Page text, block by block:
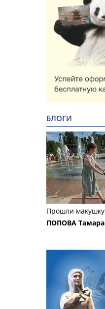
БЛОГИ
Прошли макушку
ПОПОВА Тамара